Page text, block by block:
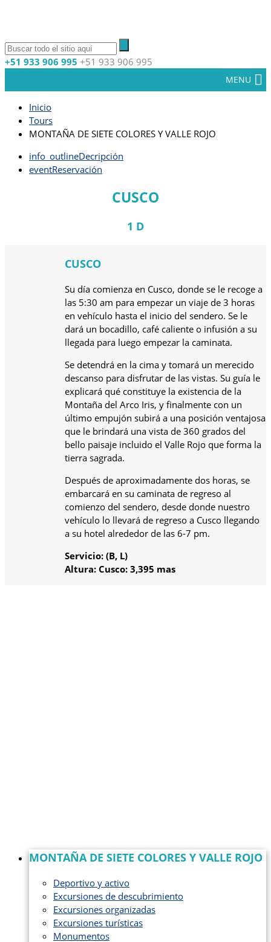
+51 933 906 995 +51 933 906 995
MENU
Inicio
Tours
MONTAÑA DE SIETE COLORES Y VALLE ROJO
info_outlineDecripción
eventReservación
CUSCO
1 D
CUSCO
Su día comienza en Cusco, donde se le recoge a
las 5:30 am para empezar un viaje de 3 horas
en vehículo hasta el inicio del sendero. Se le
dará un bocadillo, café caliente o infusión a su
llegada para luego empezar la caminata.
Se detendrá en la cima y tomará un merecido
descanso para disfrutar de las vistas. Su guía le
explicará qué constituye la existencia de la
Montaña del Arco Iris, y finalmente con un
último empujón subirá a una posición ventajosa
que le brindará una vista de 360 grados del
bello paisaje incluido el Valle Rojo que forma la
tierra sagrada.
Después de aproximadamente dos horas, se
embarcará en su caminata de regreso al
comienzo del sendero, desde donde nuestro
vehículo lo llevará de regreso a Cusco llegando
a su hotel alrededor de las 6-7 pm.
Servicio: (B, L)
Altura: Cusco: 3,395 mas
MONTAÑA DE SIETE COLORES Y VALLE ROJO
Deportivo y activo
Excursiones de descubrimiento
Excursiones organizadas
Excursiones turísticas
Monumentos